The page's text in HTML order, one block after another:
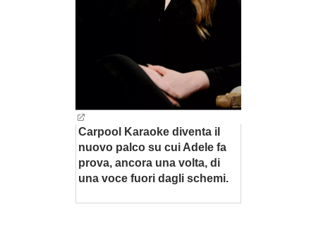
Carpool Karaoke diventa il
nuovo palco su cui Adele fa
prova, ancora una volta, di
una voce fuori dagli schemi.